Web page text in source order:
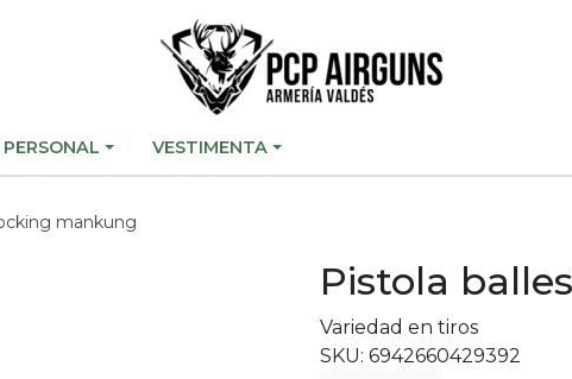
VESTIMENTA
mankung
Pistola
Variedad en tiros
SKU: 6942660429392